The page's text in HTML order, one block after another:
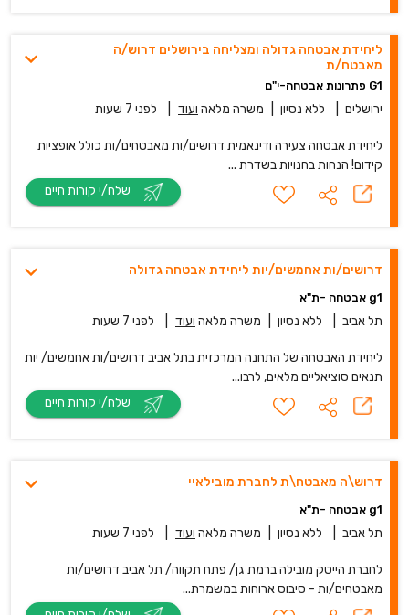
ליחידת אבטחה גדולה ומצליחה בירושלים דרוש/ה
מאבטח/ת
G1 פתרונות אבטחה-י"ם
ירושלים ללא נסיון משרה מלאה ועוד לפני 7 שעות
ליחידת אבטחה צעירה ודינאמית דרושים/ות מאבטחים/ות כולל אופציות
קידום! הנחות בחנויות בשדרת ...
דרושים/ות אחמשים/יות ליחידת אבטחה גדולה
g1 אבטחה -ת"א
תל אביב ללא נסיון משרה מלאה ועוד לפני 7 שעות
ליחידת האבטחה של התחנה המרכזית בתל אביב דרושים/ות אחמשים/ יות
תנאים סוציאליים מלאים, לרבו...
דרוש\ה מאבטח\ת לחברת מובילאיי
g1 אבטחה -ת"א
תל אביב ללא נסיון משרה מלאה ועוד לפני 7 שעות
לחברת הייטק מובילה ברמת גן/ פתח תקווה/ תל אביב דרושים/ות
מאבטחים/ות - סיבוס ארוחות במשמרת...